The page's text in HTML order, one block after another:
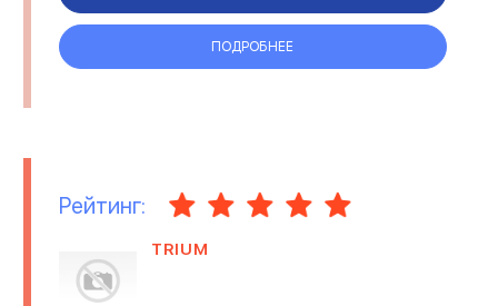
ПОДРОБНЕЕ
Рейтинг:
TRIUM